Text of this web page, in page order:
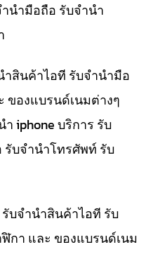
นำมือถือ รับจำนำ
ำสินค้าไอที รับจำนำมือ
ของแบรนด์เนมต่างๆ
iphone บริการ รับ
บจำนำโทรศัพท์ รับ
บจำนำสินค้าไอที รับ
กา และ ของแบรนด์เนม